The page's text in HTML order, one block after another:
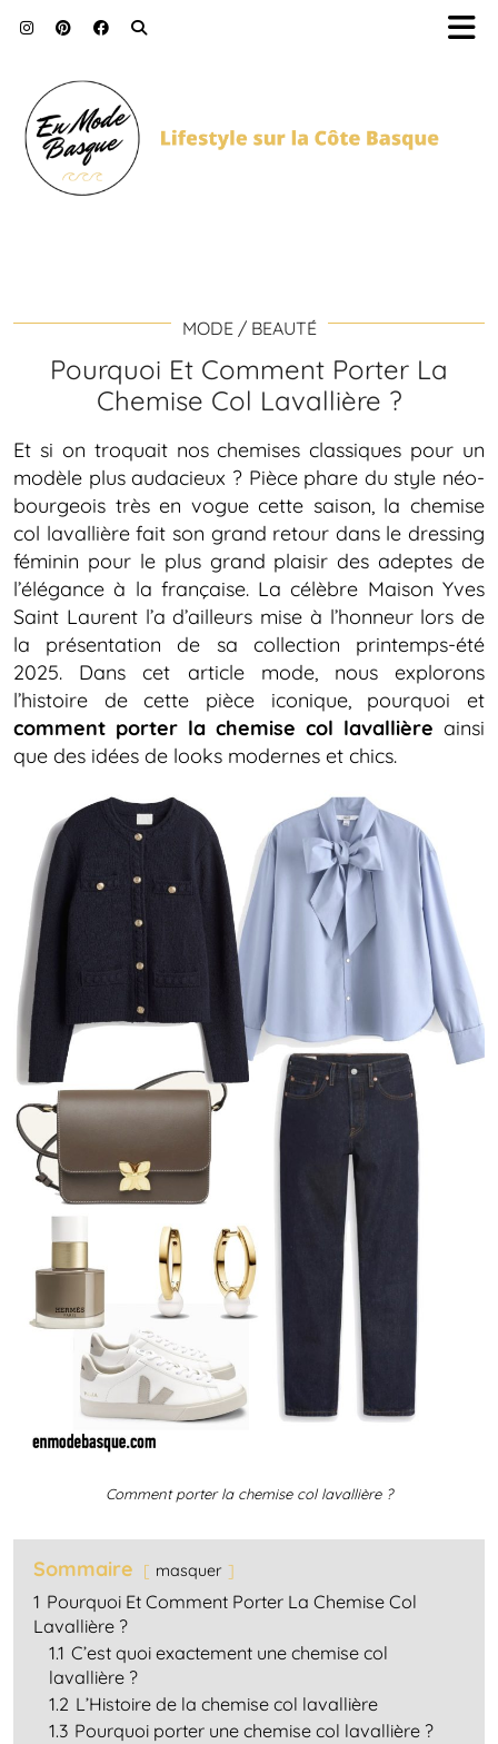
MODE / BEAUTÉ
Pourquoi Et Comment Porter La
Chemise Col Lavallière ?
Et si on troquait nos chemises classiques pour un
modèle plus audacieux ? Pièce phare du style néo-
bourgeois très en vogue cette saison, la chemise
col lavallière fait son grand retour dans le dressing
féminin pour le plus grand plaisir des adeptes de
l’élégance à la française. La célèbre Maison Yves
Saint Laurent l’a d’ailleurs mise à l’honneur lors de
la présentation de sa collection printemps-été
2025. Dans cet article mode, nous explorons
l’histoire de cette pièce iconique, pourquoi et
comment porter la chemise col lavallière ainsi
que des idées de looks modernes et chics.
Comment porter la chemise col lavallière ?
Sommaire masquer
1 Pourquoi Et Comment Porter La Chemise Col
Lavallière ?
1.1 C’est quoi exactement une chemise col
lavallière ?
1.2 L’Histoire de la chemise col lavallière
1.3 Pourquoi porter une chemise col lavallière ?